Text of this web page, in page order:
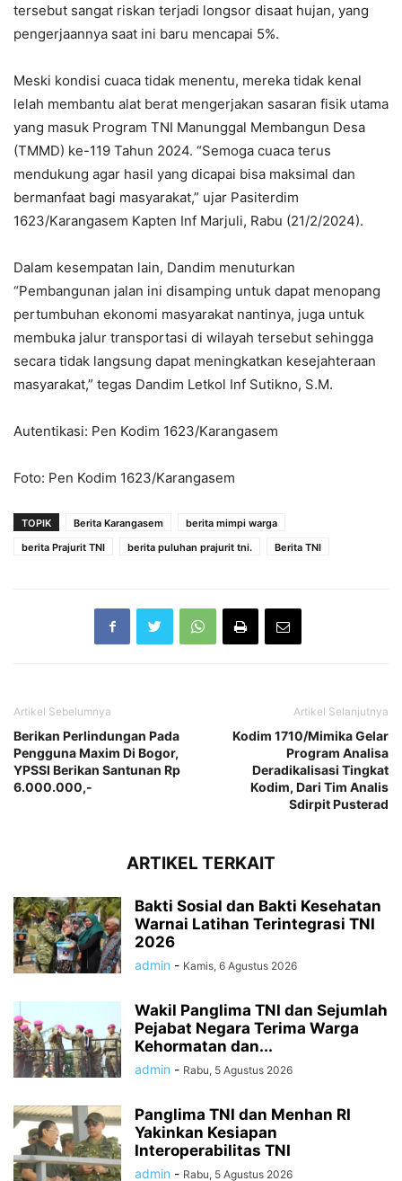
tersebut sangat riskan terjadi longsor disaat hujan, yang
pengerjaannya saat ini baru mencapai 5%.
Meski kondisi cuaca tidak menentu, mereka tidak kenal
lelah membantu alat berat mengerjakan sasaran fisik utama
yang masuk Program TNI Manunggal Membangun Desa
(TMMD) ke-119 Tahun 2024. “Semoga cuaca terus
mendukung agar hasil yang dicapai bisa maksimal dan
bermanfaat bagi masyarakat,” ujar Pasiterdim
1623/Karangasem Kapten Inf Marjuli, Rabu (21/2/2024).
Dalam kesempatan lain, Dandim menuturkan
“Pembangunan jalan ini disamping untuk dapat menopang
pertumbuhan ekonomi masyarakat nantinya, juga untuk
membuka jalur transportasi di wilayah tersebut sehingga
secara tidak langsung dapat meningkatkan kesejahteraan
masyarakat,” tegas Dandim Letkol Inf Sutikno, S.M.
Autentikasi: Pen Kodim 1623/Karangasem
Foto: Pen Kodim 1623/Karangasem
TOPIK Berita Karangasem
berita mimpi warga
berita Prajurit TNI
berita puluhan prajurit tni. Berita TNI
Artikel Sebelumnya
Berikan Perlindungan Pada
Pengguna Maxim Di Bogor,
YPSSI Berikan Santunan Rp
6.000.000,-
Artikel Selanjutnya
Kodim 1710/Mimika Gelar
Program Analisa
Deradikalisasi Tingkat
Kodim, Dari Tim Analis
Sdirpit Pusterad
ARTIKEL TERKAIT
Bakti Sosial dan Bakti Kesehatan
Warnai Latihan Terintegrasi TNI
2026
admin - Kamis, 6 Agustus 2026
Wakil Panglima TNI dan Sejumlah
Pejabat Negara Terima Warga
Kehormatan dan...
admin - Rabu, 5 Agustus 2026
Panglima TNI dan Menhan RI
Yakinkan Kesiapan
Interoperabilitas TNI
admin - Rabu, 5 Agustus 2026